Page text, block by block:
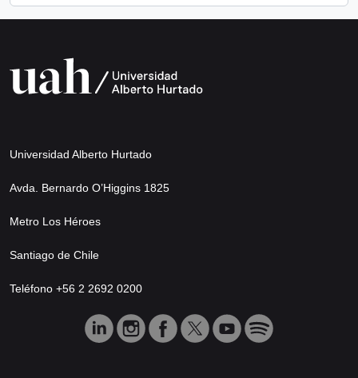
Universidad Alberto Hurtado
Avda. Bernardo O’Higgins 1825
Metro Los Héroes
Santiago de Chile
Teléfono +56 2 2692 0200